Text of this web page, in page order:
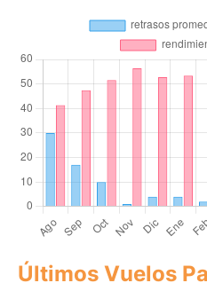
Últimos Vuelos